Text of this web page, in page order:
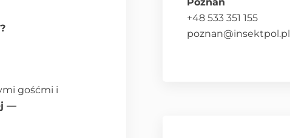
gośćmi i
—
+48 533 351 155
poznan@insektpol.pl